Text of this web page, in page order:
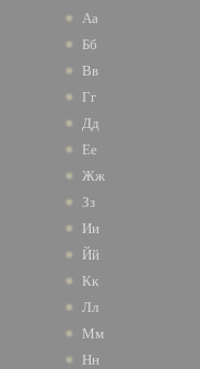
Аа
Бб
Вв
Гг
Дд
Ее
Жж
Зз
Ии
Йй
Кк
Лл
Мм
Нн